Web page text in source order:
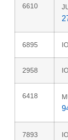
6610
6895
2958
6418
7893